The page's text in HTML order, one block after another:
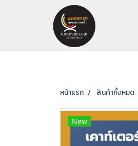
หน้าแรก สินค้าทั้งหมด
New